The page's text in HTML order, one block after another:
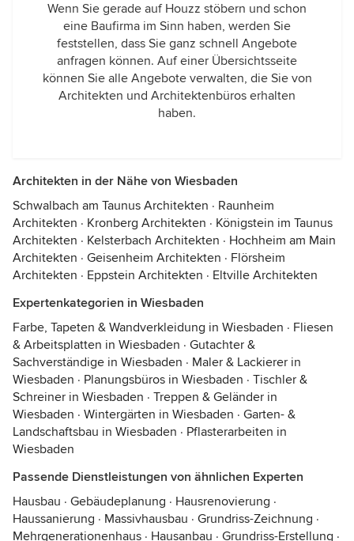
Wenn Sie gerade auf Houzz stöbern und schon
eine Baufirma im Sinn haben, werden Sie
feststellen, dass Sie ganz schnell Angebote
anfragen können. Auf einer Übersichtsseite
können Sie alle Angebote verwalten, die Sie von
Architekten und Architektenbüros erhalten
haben.
Architekten in der Nähe von Wiesbaden
Schwalbach am Taunus Architekten · Raunheim
Architekten · Kronberg Architekten · Königstein im Taunus
Architekten · Kelsterbach Architekten · Hochheim am Main
Architekten · Geisenheim Architekten · Flörsheim
Architekten · Eppstein Architekten · Eltville Architekten
Expertenkategorien in Wiesbaden
Farbe, Tapeten & Wandverkleidung in Wiesbaden · Fliesen
& Arbeitsplatten in Wiesbaden · Gutachter &
Sachverständige in Wiesbaden · Maler & Lackierer in
Wiesbaden · Planungsbüros in Wiesbaden · Tischler &
Schreiner in Wiesbaden · Treppen & Geländer in
Wiesbaden · Wintergärten in Wiesbaden · Garten- &
Landschaftsbau in Wiesbaden · Pflasterarbeiten in
Wiesbaden
Passende Dienstleistungen von ähnlichen Experten
Hausbau · Gebäudeplanung · Hausrenovierung ·
Haussanierung · Massivhausbau · Grundriss-Zeichnung ·
Mehrgenerationenhaus · Hausanbau · Grundriss-Erstellung ·